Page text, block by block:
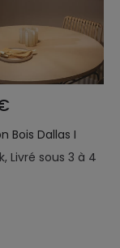
Bois Dallas I
Livré sous 3 à 4